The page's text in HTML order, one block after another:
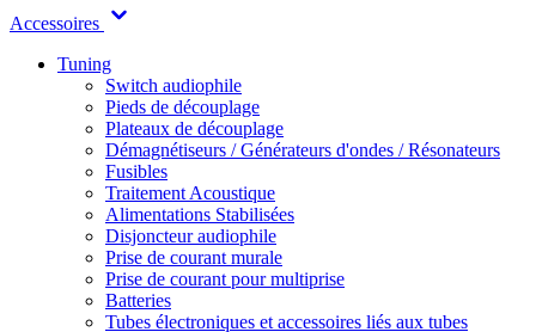
Accessoires
Tuning
Switch audiophile
Pieds de découplage
Plateaux de découplage
Démagnétiseurs / Générateurs d'ondes / Résonateurs
Fusibles
Traitement Acoustique
Alimentations Stabilisées
Disjoncteur audiophile
Prise de courant murale
Prise de courant pour multiprise
Batteries
Tubes électroniques et accessoires liés aux tubes